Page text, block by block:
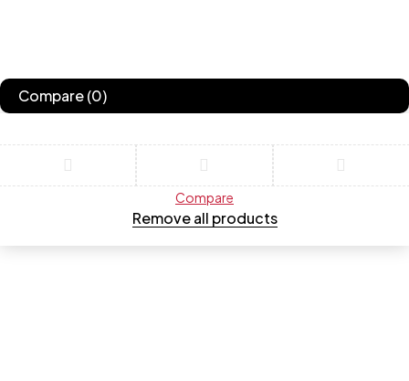
Compare(0)
Compare
Remove all products